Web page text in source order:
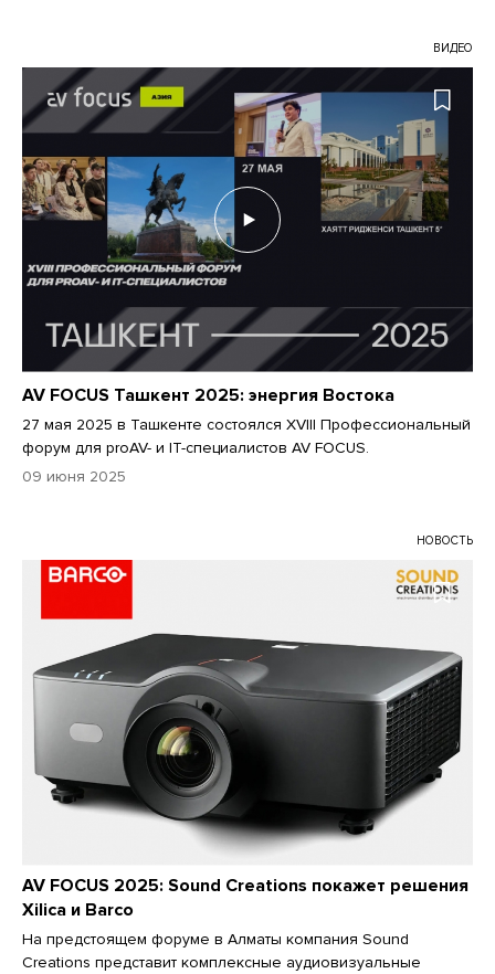
ВИДЕО
AV FOCUS Ташкент 2025: энергия Востока
27 мая 2025 в Ташкенте состоялся XVIII Профессиональный
форум для proAV- и IT-специалистов AV FOCUS.
09 июня 2025
НОВОСТЬ
AV FOCUS 2025: Sound Creations покажет решения
Xilica и Barco
На предстоящем форуме в Алматы компания Sound
Creations представит комплексные аудиовизуальные